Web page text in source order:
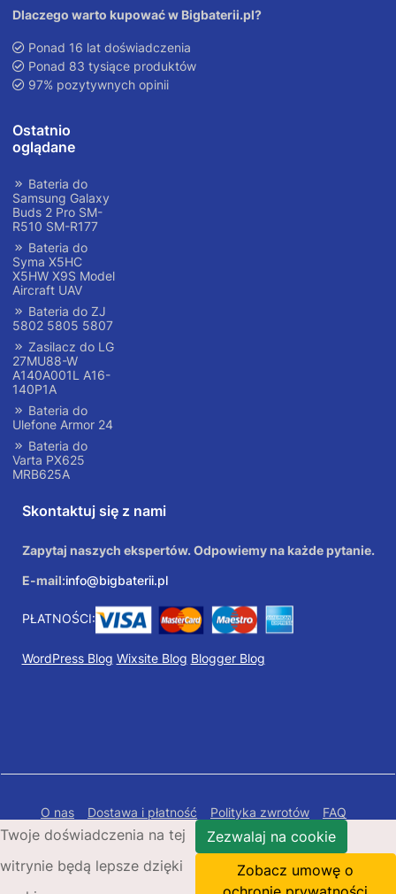
Dlaczego warto kupować w Bigbaterii.pl?
Ponad 16 lat doświadczenia
Ponad 83 tysiące produktów
97% pozytywnych opinii
Ostatnio
oglądane
Bateria do
Samsung Galaxy
Buds 2 Pro SM-
R510 SM-R177
Bateria do
Syma X5HC
X5HW X9S Model
Aircraft UAV
Bateria do ZJ
5802 5805 5807
Zasilacz do LG
27MU88-W
A140A001L A16-
140P1A
Bateria do
Ulefone Armor 24
Bateria do
Varta PX625
MRB625A
Skontaktuj się z nami
Zapytaj naszych ekspertów. Odpowiemy na każde pytanie.
E-mail:info@bigbaterii.pl
PŁATNOŚCI:
WordPress Blog Wixsite Blog Blogger Blog
O nas Dostawa i płatność Polityka zwrotów
FAQ
Polityka prywatności
Mapa Strony
Copyright © 2026 Bigbaterii.pl. Wszelkie prawa
zastrzeżone.
Twoje doświadczenia na tej
witrynie będą lepsze dzięki
Zezwalaj na cookie
Zobacz umowę o